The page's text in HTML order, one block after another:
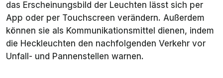
das Erscheinungsbild der Leuchten lässt sich per
App oder per Touchscreen verändern. Außerdem
können sie als Kommunikationsmittel dienen, indem
die Heckleuchten den nachfolgenden Verkehr vor
Unfall- und Pannenstellen warnen.